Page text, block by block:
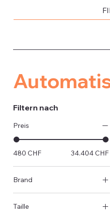
Filtern nach
Preis
480 CHF 34.404 CHF
Brand
Omega
Taille